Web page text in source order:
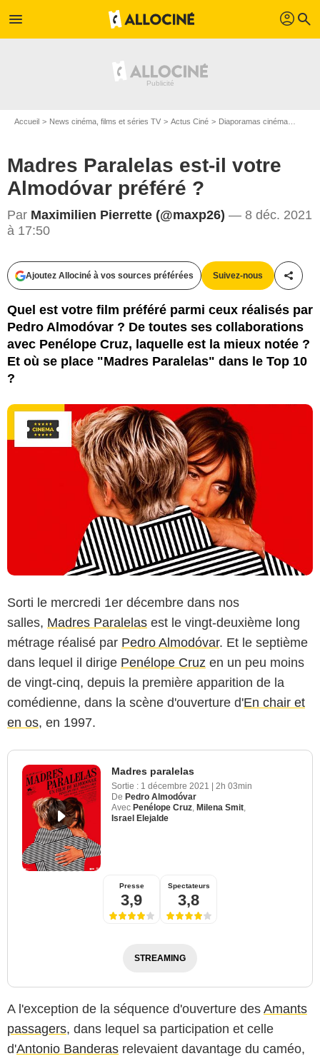
menu profil search
Accueil News cinéma, films et séries TV Actus Ciné Diaporamas cinéma
Madres Paralelas est-il votre
Almodóvar préféré ?
Par Maximilien Pierrette (@maxp26) — 8 déc. 2021
à 17:50
Ajoutez Allociné à vos sources préférées Suivez-nous
Quel est votre film préféré parmi ceux réalisés par
Pedro Almodóvar ? De toutes ses collaborations
avec Penélope Cruz, laquelle est la mieux notée ?
Et où se place "Madres Paralelas" dans le Top 10
?
Sorti le mercredi 1er décembre dans nos
salles, Madres Paralelas est le vingt-deuxième long
métrage réalisé par Pedro Almodóvar. Et le septième
dans lequel il dirige Penélope Cruz en un peu moins
de vingt-cinq, depuis la première apparition de la
comédienne, dans la scène d'ouverture d'En chair et
en os, en 1997.
Madres paralelas
Sortie : 1 décembre 2021
2h 03min
De Pedro Almodóvar
Avec Penélope Cruz, Milena Smit,
Israel Elejalde
Presse
3,9
Spectateurs
3,8
STREAMING
A l'exception de la séquence d'ouverture des Amants
passagers, dans lequel sa participation et celle
d'Antonio Banderas relevaient davantage du caméo,